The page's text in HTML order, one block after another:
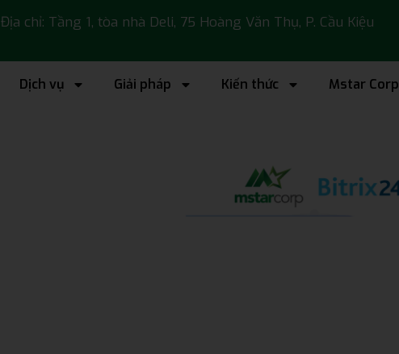
Địa chỉ: Tầng 1, tòa nhà Deli, 75 Hoàng Văn Thụ, P. Cầu Kiệu
Dịch vụ Giải pháp Kiến thức Mstar Corp